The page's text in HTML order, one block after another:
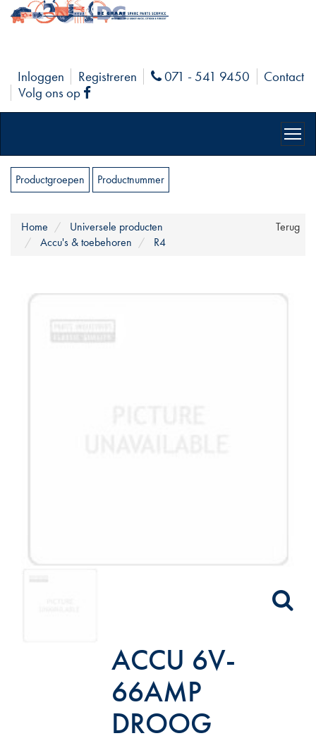
Inloggen Registreren Phone
071 - 541 9450
Contact
Volg ons op
Facebook
Productgroepen Productnummer
Terug
Home
Universele producten
Accu's & toebehoren
R4
ACCU 6V-
66AMP
DROOG